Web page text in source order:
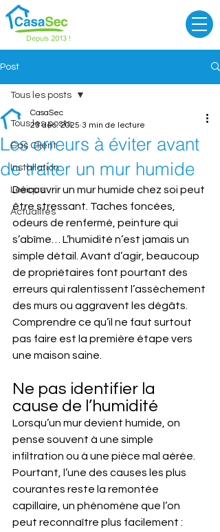
Depuis 2013 !
Post
Tous les posts
Cas Client
Installation
Lexique
Actualités
Tous les posts
Les erreurs à éviter avant
de traiter un mur humide
CasaSec
23 déc. 2025 3 min de lecture
Découvrir un mur humide chez soi peut
être stressant. Taches foncées,
odeurs de renfermé, peinture qui
s’abîme… L’humidité n’est jamais un
simple détail. Avant d’agir, beaucoup
de propriétaires font pourtant des
erreurs qui ralentissent l’assèchement
des murs ou aggravent les dégâts.
Comprendre ce qu’il ne faut surtout
pas faire est la première étape vers
une maison saine.
Ne pas identifier la
cause de l’humidité
Lorsqu’un mur devient humide, on
pense souvent à une simple
infiltration ou à une pièce mal aérée.
Pourtant, l’une des causes les plus
courantes reste la remontée
capillaire, un phénomène que l’on
peut reconnaître plus facilement :